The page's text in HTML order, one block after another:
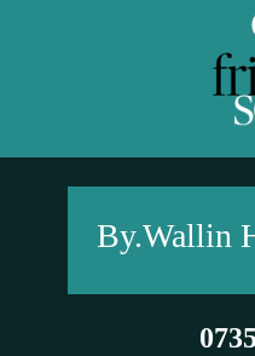
By.Wallin